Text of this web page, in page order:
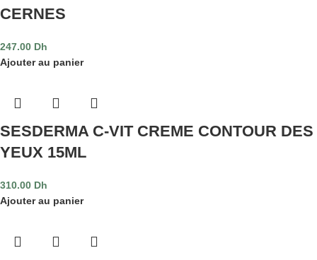
CERNES
247.00 Dh
Ajouter au panier
SESDERMA C-VIT CREME CONTOUR DES
YEUX 15ML
310.00 Dh
Ajouter au panier